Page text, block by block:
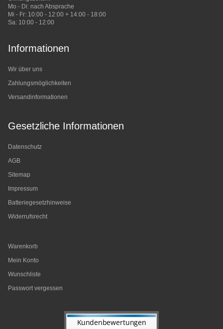
Mo - Di: nach Absprache
Mi - Fr: 10:00 - 12:00 + 14:00 - 18:00
Sa: 10:00 - 12:00
Informationen
Wir über uns
Zahlungsmöglichkeiten
Versandinformationen
Gesetzliche Informationen
Datenschutz
AGB
Sitemap
Impressum
Batteriegesetzhinweise
Widerrufsrecht
Warenkorb
Mein Konto
Wunschliste
Passwort vergessen